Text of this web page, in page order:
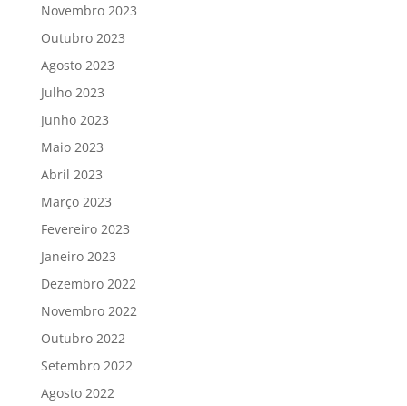
Novembro 2023
Outubro 2023
Agosto 2023
Julho 2023
Junho 2023
Maio 2023
Abril 2023
Março 2023
Fevereiro 2023
Janeiro 2023
Dezembro 2022
Novembro 2022
Outubro 2022
Setembro 2022
Agosto 2022